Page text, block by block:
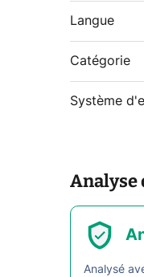
Langue
Catégorie
Système
Analyse
Analysé